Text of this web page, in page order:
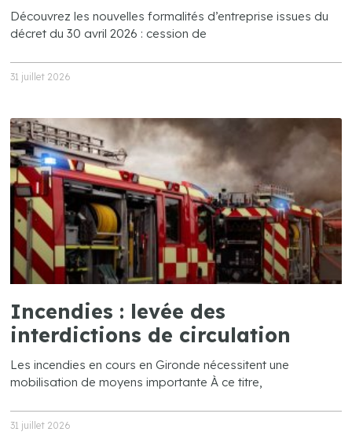
Découvrez les nouvelles formalités d’entreprise issues du
décret du 30 avril 2026 : cession de
31 juillet 2026
Incendies : levée des
interdictions de circulation
Les incendies en cours en Gironde nécessitent une
mobilisation de moyens importante À ce titre,
31 juillet 2026